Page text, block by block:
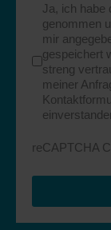
Ja, ich habe
genommen
mir
gespeichert
streng
meiner
reCAPTCHA